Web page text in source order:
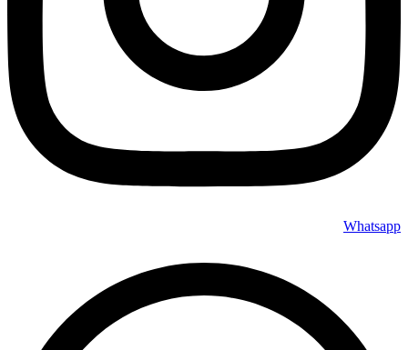
Whatsapp